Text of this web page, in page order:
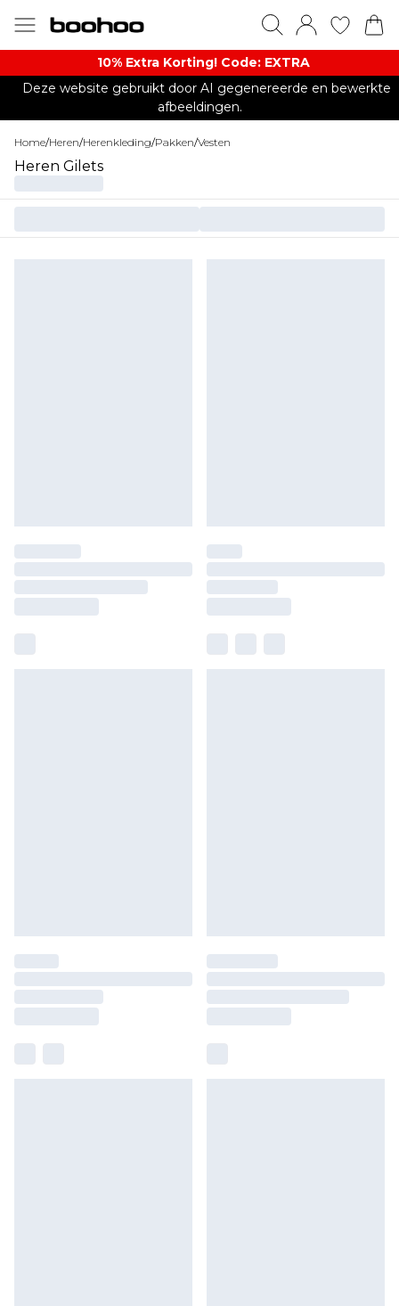
10% Extra Korting! Code: EXTRA​
Deze website gebruikt door AI gegenereerde en bewerkte
afbeeldingen.
Home/Heren/Herenkleding/Pakken/Vesten
Heren Gilets